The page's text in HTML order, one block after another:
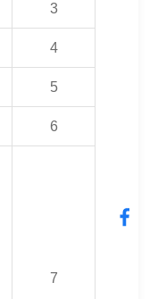
3
4
5
6
7